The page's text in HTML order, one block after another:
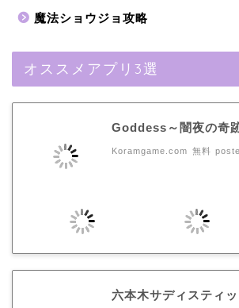
魔法ショウジョ攻略
オススメアプリ3選
Goddess～闇夜の奇
Koramgame.com 無料
六本木サディスティ